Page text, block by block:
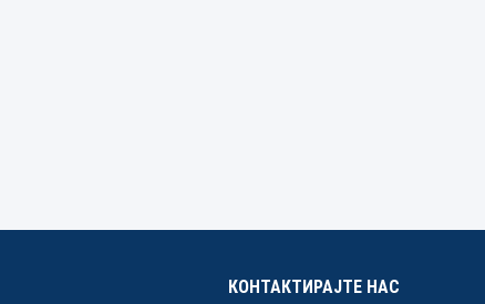
КОНТАКТИРАЈТЕ НАС